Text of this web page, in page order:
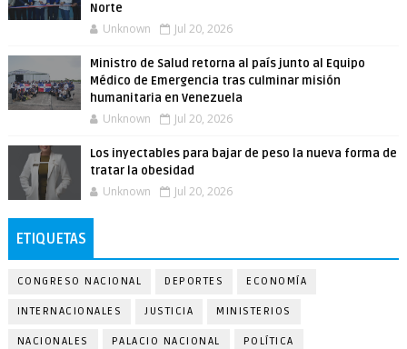
Norte
Unknown Jul 20, 2026
Ministro de Salud retorna al país junto al Equipo
Médico de Emergencia tras culminar misión
humanitaria en Venezuela
Unknown Jul 20, 2026
Los inyectables para bajar de peso la nueva forma de
tratar la obesidad
Unknown Jul 20, 2026
ETIQUETAS
CONGRESO NACIONAL DEPORTES ECONOMÍA
INTERNACIONALES JUSTICIA MINISTERIOS
NACIONALES PALACIO NACIONAL POLÍTICA